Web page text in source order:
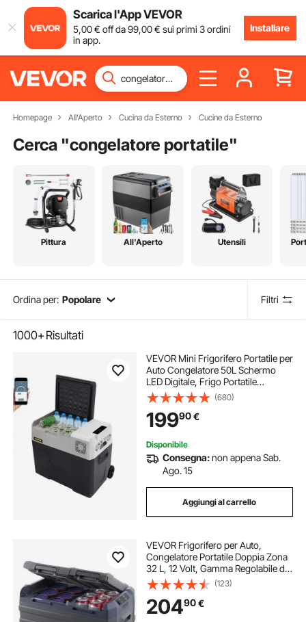
Scarica l'App VEVOR
5,00€ off da99,00€ sui primi 3 ordini
in app.
Installare
Homepage All'Aperto Cucina da Esterno Cucine da Esterno
Cerca "congelatore portatile"
Pittura All'Aperto Utensili
Ordina per: Popolare Filtri
1000+Risultati
VEVOR Mini Frigorifero Portatile per
Auto Congelatore 50L Schermo
LED Digitale, Frigo Portatile
Capienza 50L Campeggio Viaggio
Auto Schermo di Controllo, Frigo
Portatile 12V/24V da Auto Camion
Barca
(680)
19990€
Disponibile
Consegna:non appena Sab.
Ago. 15
Aggiungi al carrello
VEVOR Frigorifero per Auto,
Congelatore Portatile Doppia Zona
32 L, 12 Volt, Gamma Regolabile da
-20 ~ 20 ℃, Dispositivo di
Raffreddamento a Compressore
12/24 V CC e 100-240 V CA per
Campeggio Camper
(123)
20490€